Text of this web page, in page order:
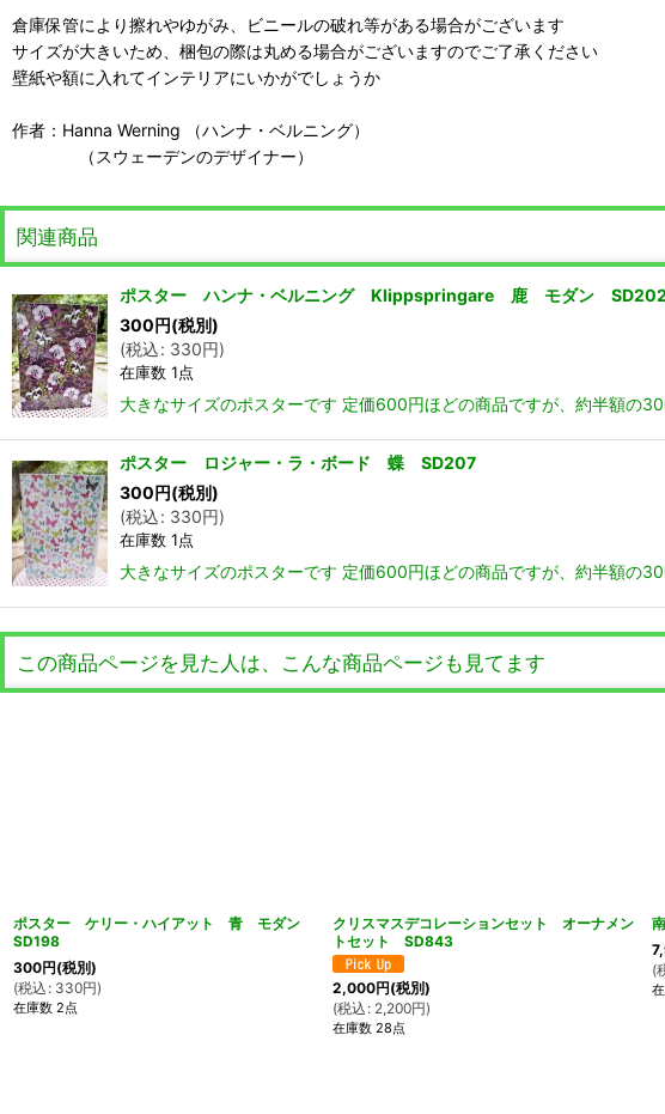
倉庫保管により擦れやゆがみ、ビニールの破れ等がある場合がございます
サイズが大きいため、梱包の際は丸める場合がございますのでご了承ください
壁紙や額に入れてインテリアにいかがでしょうか
作者：Hanna Werning （ハンナ・ベルニング）
（スウェーデンのデザイナー）
関連商品
ポスター ハンナ・ベルニング Klippspringare 鹿 モダン SD202
300円(税別)
(税込: 330円)
在庫数 1点
大きなサイズのポスターです 定価600円ほどの商品ですが、約半額の
ポスター ロジャー・ラ・ボード 蝶 SD207
300円(税別)
(税込: 330円)
在庫数 1点
大きなサイズのポスターです 定価600円ほどの商品ですが、約半額の
この商品ページを見た人は、こんな商品ページも見てます
ポスター ケリー・ハイアット 青 モダン
SD198
300円(税別)
(税込 : 330円)
在庫数 2点
クリスマスデコレーションセット オーナメン
トセット SD843
2,000円(税別)
(税込 : 2,200円)
在庫数 28点
(